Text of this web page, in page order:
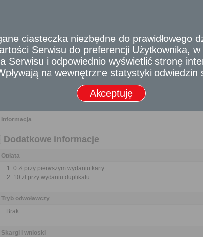
1. Wypełniony wniosek
2. Zdjęcie
Odbiorca usługi
Obywatel
Sprawa załatwiana jest niezwłocznie
Informacja
Dodatkowe informacje
Opłata
0 zł przy pierwszym wydaniu karty.
10 zł przy wydaniu duplikatu.
Tryb odwoławczy
Brak
Skargi i wnioski
ciasteczka niezbędne do prawidłowego
Serwisu do preferencji Użytkownika,
Serwisu i odpowiednio wyświetlić stronę
na wewnętrzne statystyki odwiedzin
Akceptuję